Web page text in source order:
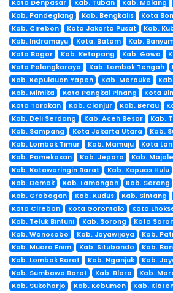
Kota Denpasar Kab. Tuban Kab. Malang
Kab. Pandeglang
Kab. Bengkalis Kota
Kab. Cirebon
Kota Jakarta Pusat Kab.
Kab. Indramayu
Kota. Batam Kab.
Kota Bogor
Kab. Ketapang Kab. Gowa
Kota Palangkaraya
Kab. Lombok Tengah
Kab. Kepulauan Yapen
Kab. Merauke
Kab. Mimika
Kota Pangkal Pinang Kota
Kota Tarakan
Kab. Cianjur Kab. Berau
Kab. Deli Serdang
Kab. Aceh Besar
Kab.
Kab. Sampang
Kota Jakarta Utara
Kab.
Kab. Lombok Timur
Kab. Mamuju Kota
Kab. Pamekasan
Kab. Jepara Kab.
Kab. Kotawaringin Barat
Kab. Kapuas Hulu
Kab. Demak
Kab. Lamongan Kab. Serang
Kab. Grobogan
Kab. Kudus Kab. Sintang
Kota Cirebon
Kota Gorontalo
Kota
Kab. Teluk Bintuni
Kab. Sorong Kota
Kab. Wonosobo
Kab. Jayawijaya Kab. Pati
Kab. Muara Enim
Kab. Situbondo
Kab.
Kab. Lombok Barat
Kab. Nganjuk
Kab.
Kab. Sumbawa Barat
Kab. Blora Kab.
Kab. Sukoharjo
Kab. Kebumen Kab.